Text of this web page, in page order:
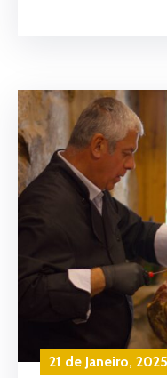
21 de Janeiro, 2025